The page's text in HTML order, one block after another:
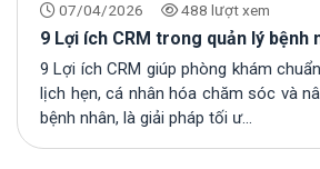
07/04/2026 488 lượt xem
9 Lợi ích CRM trong quản lý bệnh
9 Lợi ích CRM giúp phòng khám
lịch hẹn, cá nhân hóa chăm sóc và
bệnh nhân, là giải pháp tối ư...